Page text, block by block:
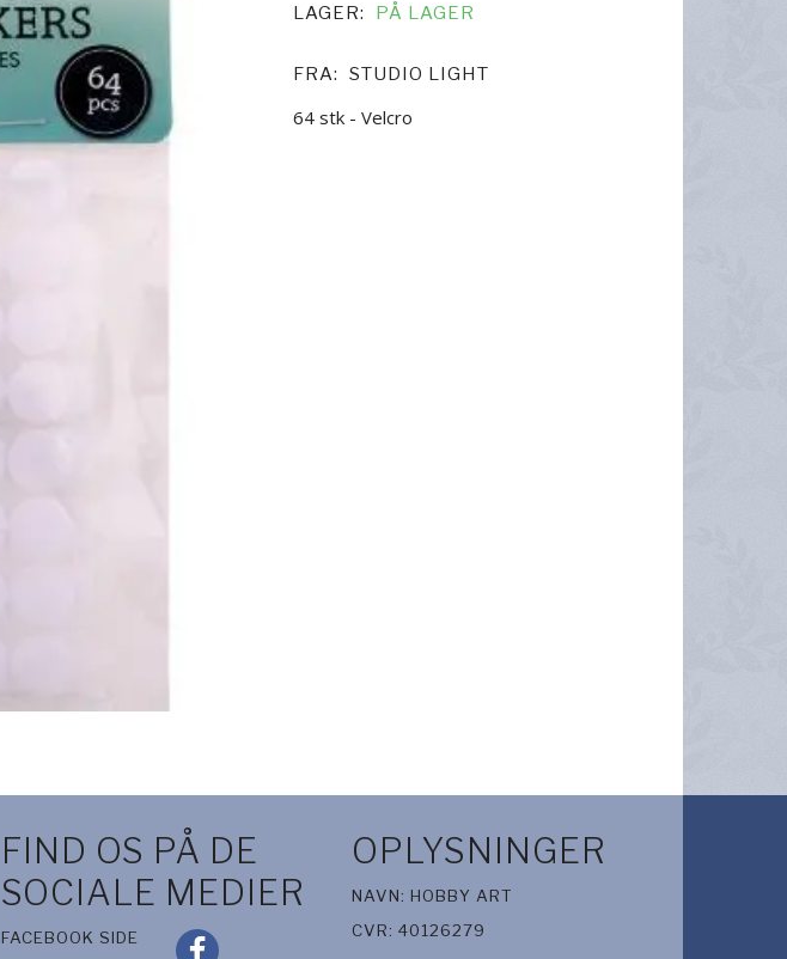
LAGER: PÅ LAGER
FRA: STUDIO LIGHT
64 stk - Velcro
FIND OS PÅ DE
SOCIALE MEDIER
FACEBOOK SIDE
OPLYSNINGER
NAVN: HOBBY ART
CVR: 40126279